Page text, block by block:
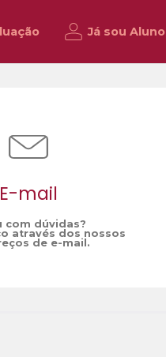
Já sou Aluno
E-mail
com dúvidas?
através dos nossos
de e-mail.